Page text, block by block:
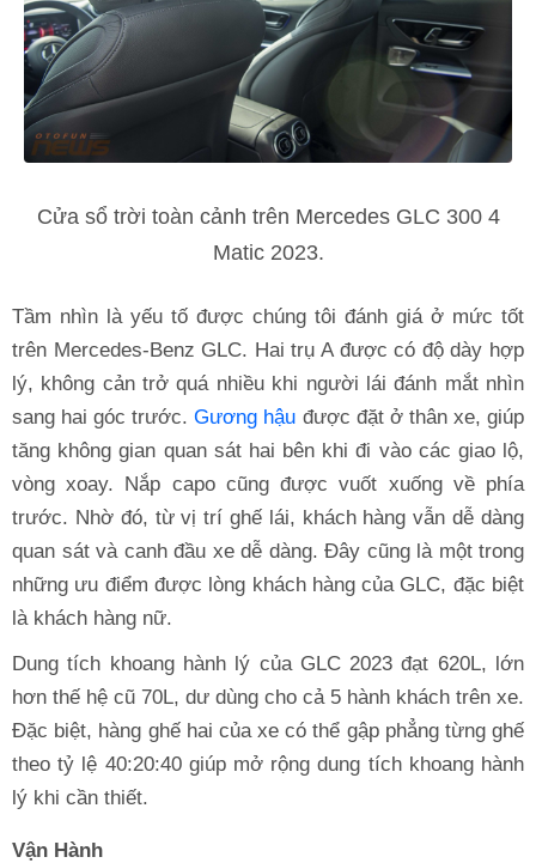
Cửa sổ trời toàn cảnh trên Mercedes GLC 300 4
Matic 2023.
Tầm nhìn là yếu tố được chúng tôi đánh giá ở mức tốt
trên Mercedes-Benz GLC. Hai trụ A được có độ dày hợp
lý, không cản trở quá nhiều khi người lái đánh mắt nhìn
sang hai góc trước.Gương hậu được đặt ở thân xe, giúp
tăng không gian quan sát hai bên khi đi vào các giao lộ,
vòng xoay. Nắp capo cũng được vuốt xuống về phía
trước. Nhờ đó, từ vị trí ghế lái, khách hàng vẫn dễ dàng
quan sát và canh đầu xe dễ dàng. Đây cũng là một trong
những ưu điểm được lòng khách hàng của GLC, đặc biệt
là khách hàng nữ.
Dung tích khoang hành lý của GLC 2023 đạt 620L, lớn
hơn thế hệ cũ 70L, dư dùng cho cả 5 hành khách trên xe.
Đặc biệt, hàng ghế hai của xe có thể gập phẳng từng ghế
theo tỷ lệ 40:20:40 giúp mở rộng dung tích khoang hành
lý khi cần thiết.
Vận Hành